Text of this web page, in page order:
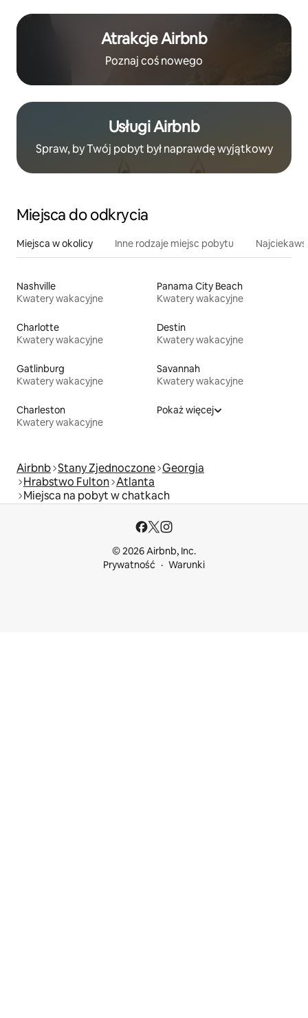
Atrakcje Airbnb
Poznaj coś nowego
Usługi Airbnb
Spraw, by Twój pobyt był naprawdę wyjątkowy
Miejsca do odkrycia
Miejsca w okolicy Inne rodzaje miejsc pobytu
Nashville
Kwatery wakacyjne
Panama City Beach
Kwatery wakacyjne
Charlotte
Kwatery wakacyjne
Destin
Kwatery wakacyjne
Gatlinburg
Kwatery wakacyjne
Savannah
Kwatery wakacyjne
Charleston
Kwatery wakacyjne
Pokaż więcej
Airbnb Stany Zjednoczone Georgia
Hrabstwo Fulton Atlanta
Miejsca na pobyt w chatkach
© 2026 Airbnb, Inc.
Prywatność
Warunki